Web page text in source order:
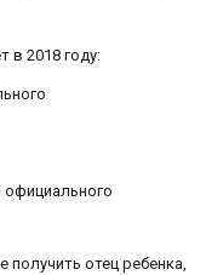
в 2018 году:
отец ребенка,